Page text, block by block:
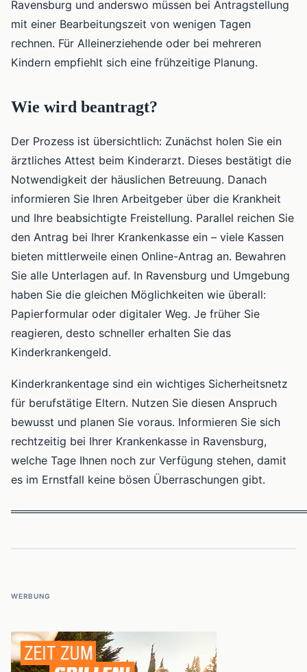
Ravensburg und anderswo müssen bei Antragstellung
mit einer Bearbeitungszeit von wenigen Tagen
rechnen. Für Alleinerziehende oder bei mehreren
Kindern empfiehlt sich eine frühzeitige Planung.
Wie wird beantragt?
Der Prozess ist übersichtlich: Zunächst holen Sie ein
ärztliches Attest beim Kinderarzt. Dieses bestätigt die
Notwendigkeit der häuslichen Betreuung. Danach
informieren Sie Ihren Arbeitgeber über die Krankheit
und Ihre beabsichtigte Freistellung. Parallel reichen Sie
den Antrag bei Ihrer Krankenkasse ein – viele Kassen
bieten mittlerweile einen Online-Antrag an. Bewahren
Sie alle Unterlagen auf. In Ravensburg und Umgebung
haben Sie die gleichen Möglichkeiten wie überall:
Papierformular oder digitaler Weg. Je früher Sie
reagieren, desto schneller erhalten Sie das
Kinderkrankengeld.
Kinderkrankentage sind ein wichtiges Sicherheitsnetz
für berufstätige Eltern. Nutzen Sie diesen Anspruch
bewusst und planen Sie voraus. Informieren Sie sich
rechtzeitig bei Ihrer Krankenkasse in Ravensburg,
welche Tage Ihnen noch zur Verfügung stehen, damit
es im Ernstfall keine bösen Überraschungen gibt.
WERBUNG